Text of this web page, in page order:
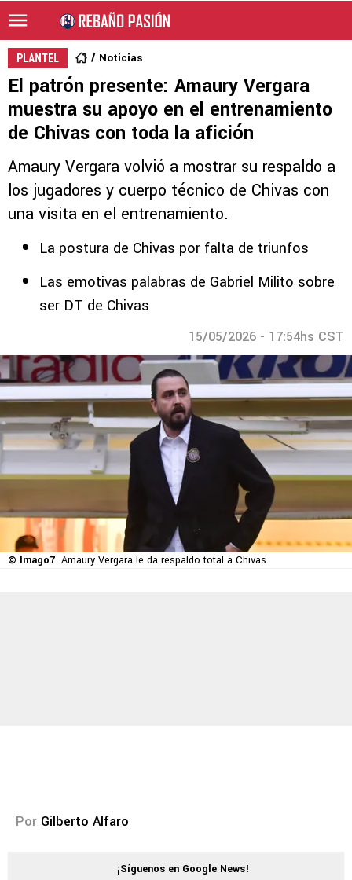
PLANTEL Noticias
El patrón presente: Amaury Vergara
muestra su apoyo en el entrenamiento
de Chivas con toda la afición
Amaury Vergara volvió a mostrar su respaldo a
los jugadores y cuerpo técnico de Chivas con
una visita en el entrenamiento.
La postura de Chivas por falta de triunfos
Las emotivas palabras de Gabriel Milito sobre
ser DT de Chivas
15/05/2026 - 17:54hs CST
© Imago7 Amaury Vergara le da respaldo total a Chivas.
Por Gilberto Alfaro
¡Síguenos en Google News!